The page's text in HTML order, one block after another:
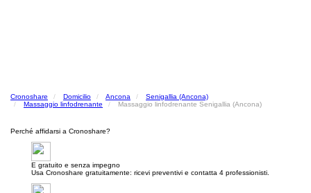
Cronoshare Domicilio Ancona
Senigallia (Ancona)
Massaggio linfodrenante
Massaggio linfodrenante Senigallia (Ancona)
Perché affidarsi a Cronoshare?
E gratuito e senza impegno
Usa Cronoshare gratuitamente: ricevi preventivi e contatta 4 professionisti.